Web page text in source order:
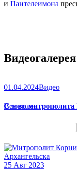
и Пантелеимона
Видеогалерея
01.04.2024Видео
Слово митрополита
Все видео
25 Авг 2023